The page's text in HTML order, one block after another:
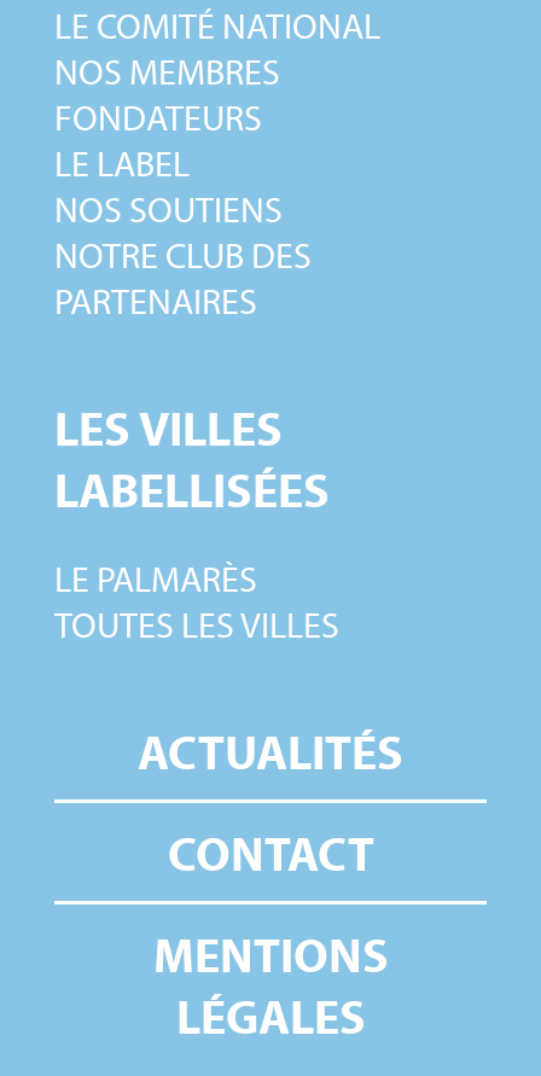
LE COMITÉ NATIONAL
NOS MEMBRES
FONDATEURS
LE LABEL
NOS SOUTIENS
NOTRE CLUB DES
PARTENAIRES
LES VILLES
LABELLISÉES
LE PALMARÈS
TOUTES LES VILLES
ACTUALITÉS
CONTACT
MENTIONS
LÉGALES